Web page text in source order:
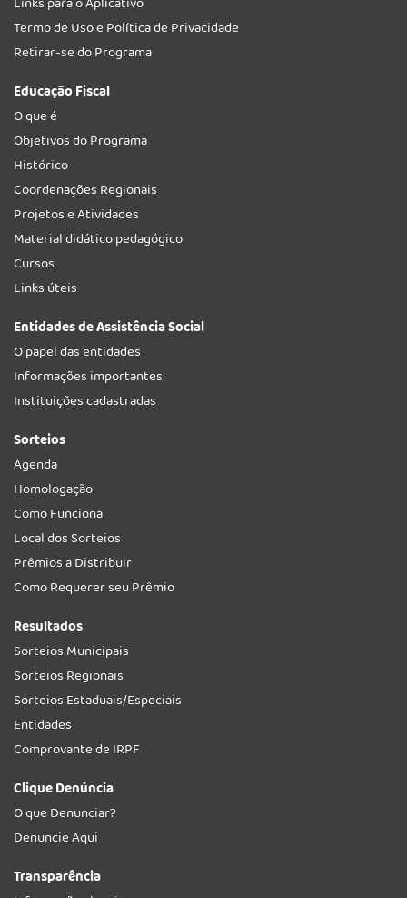
Termo de Uso e Política de Privacidade
Retirar-se do Programa
Educação Fiscal
O que é
Objetivos do Programa
Histórico
Coordenações Regionais
Projetos e Atividades
Material didático pedagógico
Cursos
Links úteis
Entidades de Assistência Social
O papel das entidades
Informações importantes
Instituições cadastradas
Sorteios
Agenda
Homologação
Como Funciona
Local dos Sorteios
Prêmios a Distribuir
Como Requerer seu Prêmio
Resultados
Sorteios Municipais
Sorteios Regionais
Sorteios Estaduais/Especiais
Entidades
Comprovante de IRPF
Clique Denúncia
O que Denunciar?
Denuncie Aqui
Transparência